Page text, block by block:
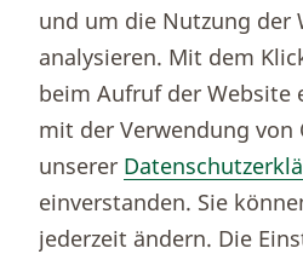
Beratung & Kontakt
Termin vereinbaren
Notfallnummern
und um die Nutzung der
analysieren. Mit dem
beim Aufruf der Website
mit der Verwendung von
unserer
einverstanden. Sie
jederzeit ändern. Die